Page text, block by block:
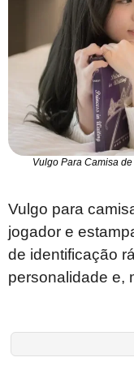
Vulgo Para Camisa
Vulgo para
jogador e
de identificação
personalidade e,